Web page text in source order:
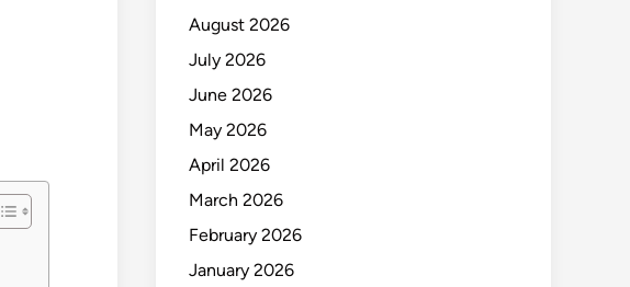
August 2026
July 2026
June 2026
May 2026
April 2026
March 2026
February 2026
January 2026